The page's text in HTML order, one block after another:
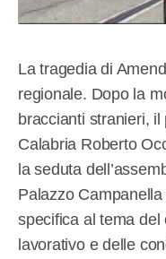
La tragedia di
regionale. Dopo la
braccianti stranieri,
Calabria Roberto
la seduta
Palazzo
specifica al tema
lavorativo e delle